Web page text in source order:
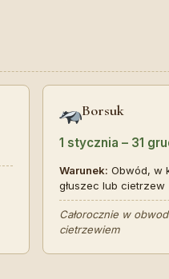
Borsuk
1 stycznia – 31
Warunek: Obwód, w
głuszec lub cietrzew
Całorocznie w
cietrzewiem